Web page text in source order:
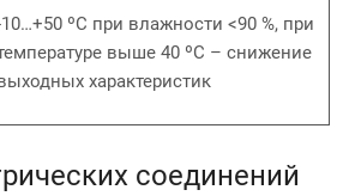
ºС при влажности <90 %, при
выше 40 ºС – снижение
характеристик
соединений